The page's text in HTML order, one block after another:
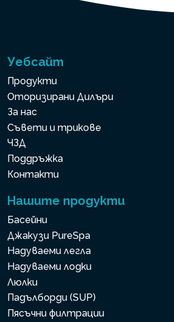
Уебсайт
Продукти
Оторизирани Дилъри
За нас
Съвети и трикове
ЧЗД
Поддръжка
Контакти
Нашите продукти
Басейни
Джакузи PureSpa
Надуваеми легла
Надуваеми лодки
Люлки
Падълборди (SUP)
Пясъчни филтрации